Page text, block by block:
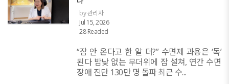
by 관리자
Jul 15, 2026
28 Readed
“잠 안 온다고 한 알 더?” 수면제 과용은 ‘독’
된다 밤낮 없는 무더위에 잠 설쳐, 연간 수면
장애 진단 130만 명 돌파 최근 수...